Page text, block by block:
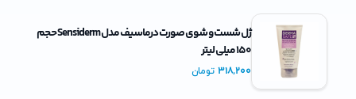
ژل شست و شوی صورت درماسیف مدل Sensiderm حجم
۱۵۰ میلی لیتر
318,200تومان